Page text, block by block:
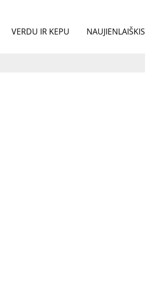
VERDU IR KEPU NAUJIENLAIŠKIS